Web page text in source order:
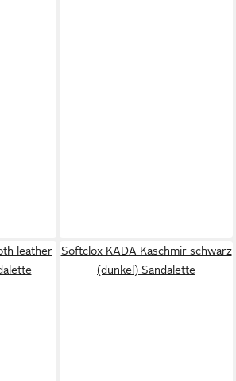
leather
Softclox KADA Kaschmir schwarz
(dunkel) Sandalette